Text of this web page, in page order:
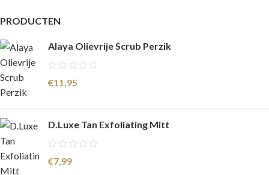
PRODUCTEN
Alaya Olievrije Scrub Perzik
€11,95
D.Luxe Tan Exfoliating Mitt
€7,99